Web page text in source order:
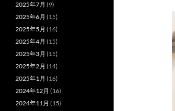
2025年7月 (9)
2025年6月 (15)
2025年5月 (16)
2025年4月 (15)
2025年3月 (15)
2025年2月 (14)
2025年1月 (16)
2024年12月 (16)
2024年11月 (15)